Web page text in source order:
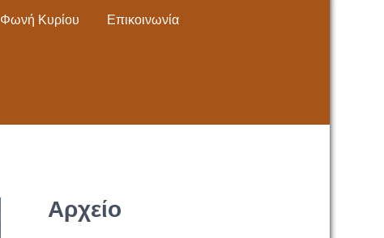
Φωνή Κυρίου Επικοινωνία
Αρχείο